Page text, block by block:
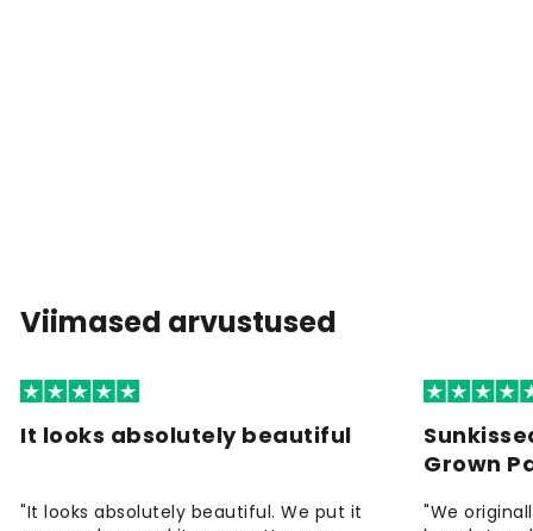
Viimased arvustused
It looks absolutely beautiful
"It looks absolutely beautiful. We put it
Grown
"We